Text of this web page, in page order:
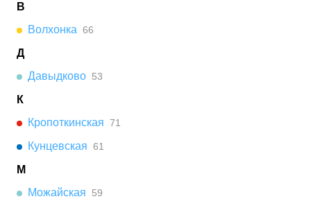
В
Волхонка 66
Д
Давыдково 53
К
Кропоткинская 71
Кунцевская 61
М
Можайская
59